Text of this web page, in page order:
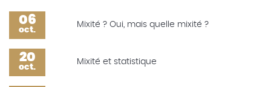
06
oct.
Mixité ? Oui, mais quelle mixité ?
20
oct.
Mixité et statistique